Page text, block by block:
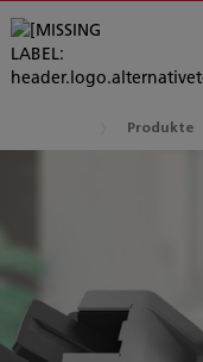
Produkte